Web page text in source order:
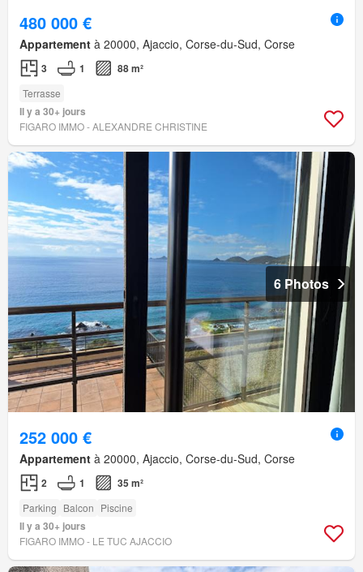
480 000 €
Appartement à 20000, Ajaccio, Corse-du-Sud, Corse
3 1 88 m²
Terrasse
Il y a 30+ jours
FIGARO IMMO - ALEXANDRE CHRISTINE
6 Photos
252 000 €
Appartement à 20000, Ajaccio, Corse-du-Sud, Corse
2 1 35 m²
Parking Balcon Piscine
Il y a 30+ jours
FIGARO IMMO - LE TUC AJACCIO